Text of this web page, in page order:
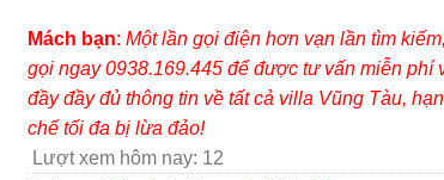
Mách bạn: Một lần gọi điện hơn vạn lần tìm kiếm,
gọi ngay 0938.169.445 để được tư vấn miễn phí
đầy đầy đủ thông tin về tất cả villa Vũng Tàu, hạn
chế tối đa bị lừa đảo!
Lượt xem hôm nay: 12